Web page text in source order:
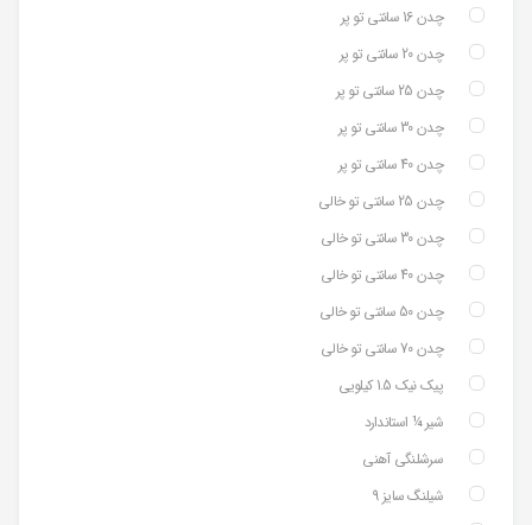
چدن 16 سانتی تو پر
چدن 20 سانتی تو پر
چدن 25 سانتی تو پر
چدن 30 سانتی تو پر
چدن 40 سانتی تو پر
چدن 25 سانتی تو خالی
چدن 30 سانتی تو خالی
چدن 40 سانتی تو خالی
چدن 50 سانتی تو خالی
چدن 70 سانتی تو خالی
پیک نیک 1.5 کیلویی
شیر ¼ استاندارد
سرشلنگی آهنی
شیلنگ سایز 9